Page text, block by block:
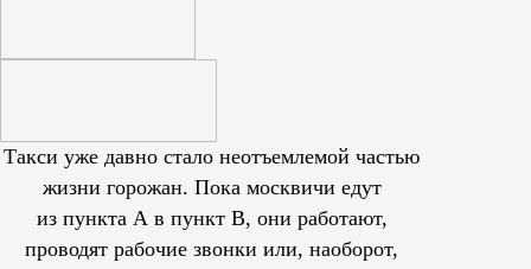
Такси уже давно стало неотъемлемой частью
жизни горожан. Пока москвичи едут
из пункта А в пункт В, они работают,
проводят рабочие звонки или, наоборот,